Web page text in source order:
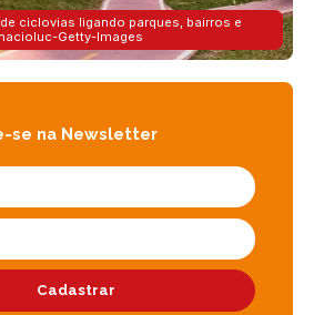
ciclovias ligando parques, bairros e
Getty-Images
se na Newsletter